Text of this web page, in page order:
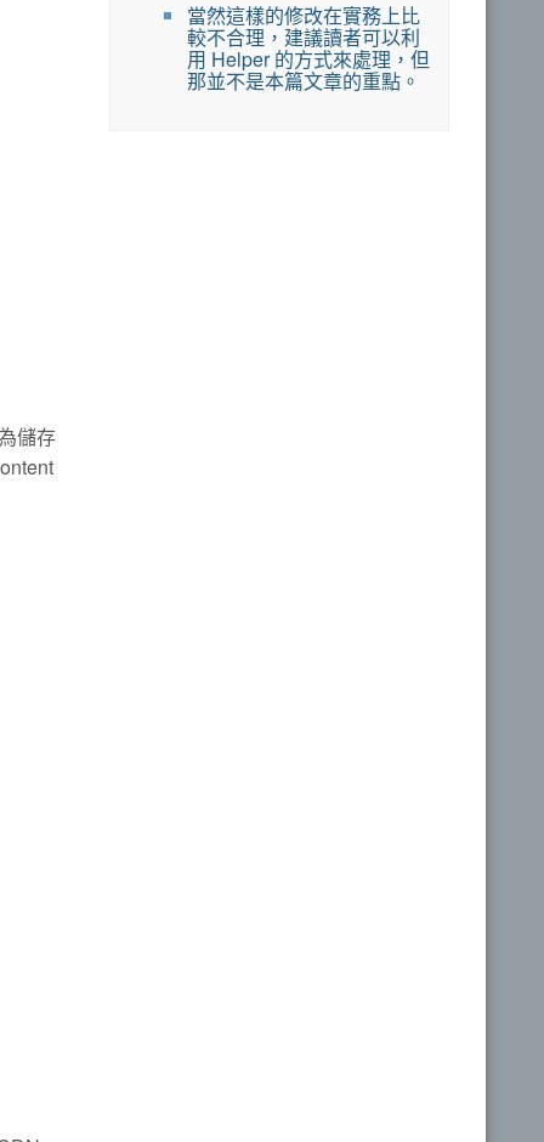
儲存
當然這樣的修改在實務上比
較不合理，建議讀者可以利
用 Helper 的方式來處理，但
那並不是本篇文章的重點。